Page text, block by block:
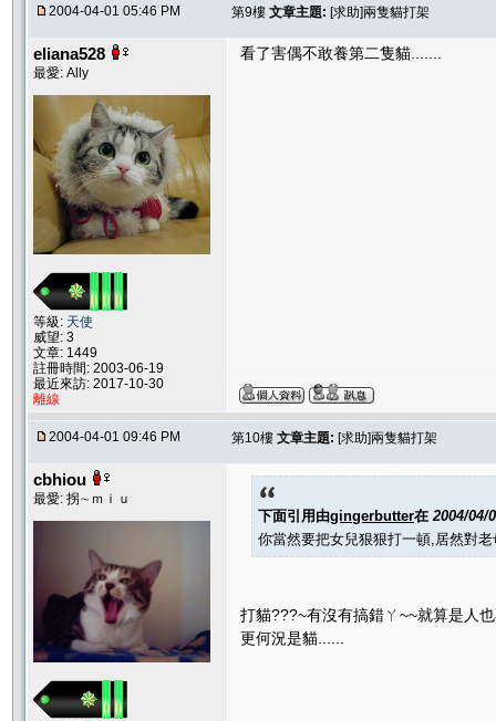
2004-04-01 05:46 PM 第9樓 文章主題: [求助]兩隻貓打架
eliana528
最愛: Ally
等級: 天使
威望: 3
文章: 1449
註冊時間: 2003-06-19
最近來訪: 2017-10-30
離線
看了害偶不敢養第二隻貓.......
2004-04-01 09:46 PM 第10樓 文章主題: [求助]兩隻貓打架
cbhiou
最愛: 拐∼ｍｉｕ
下面引用由gingerbutter在 2004/04/
你當然要把女兒狠狠打一頓,居然對
打貓???~有沒有搞錯ㄚ~~就算是人
更何況是貓......